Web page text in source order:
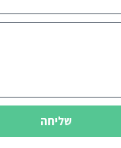
שליחה